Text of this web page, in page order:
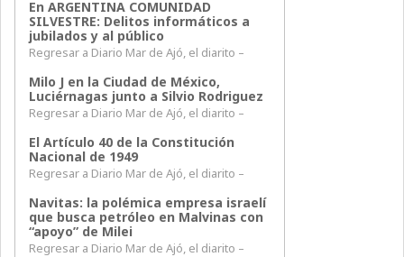
En ARGENTINA COMUNIDAD
SILVESTRE: Delitos informáticos a
jubilados y al público
Regresar a Diario Mar de Ajó, el diarito –
Milo J en la Ciudad de México,
Luciérnagas junto a Silvio Rodriguez
Regresar a Diario Mar de Ajó, el diarito –
El Artículo 40 de la Constitución
Nacional de 1949
Regresar a Diario Mar de Ajó, el diarito –
Navitas: la polémica empresa israelí
que busca petróleo en Malvinas con
“apoyo” de Milei
Regresar a Diario Mar de Ajó, el diarito –